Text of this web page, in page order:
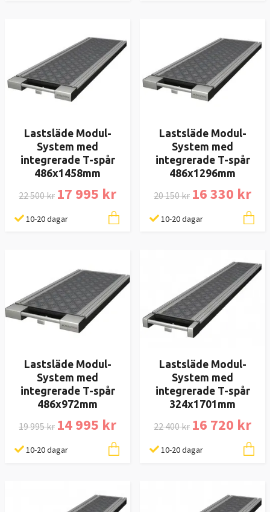
Lastsläde Modul-
System med
integrerade T-spår
486x1458mm
22 500 kr 17 995 kr
10-20 dagar
Lastsläde Modul-
System med
integrerade T-spår
486x1296mm
20 150 kr 16 330 kr
10-20 dagar
Lastsläde Modul-
System med
integrerade T-spår
486x972mm
19 995 kr 14 995 kr
10-20 dagar
Lastsläde Modul-
System med
integrerade T-spår
324x1701mm
22 400 kr 16 720 kr
10-20 dagar